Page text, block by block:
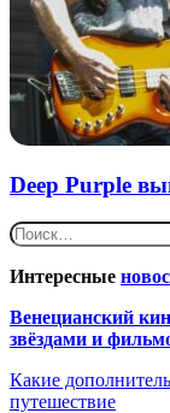
Deep Purple
Найти:
Интересные
Венецианский
звёздами и
Какие
путешествие